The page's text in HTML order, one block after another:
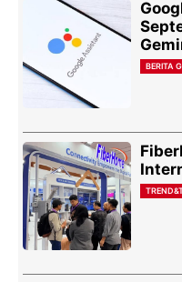
BERITA